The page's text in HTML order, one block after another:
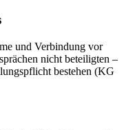
und Verbindung vor
nicht beteiligten –
bestehen (KG